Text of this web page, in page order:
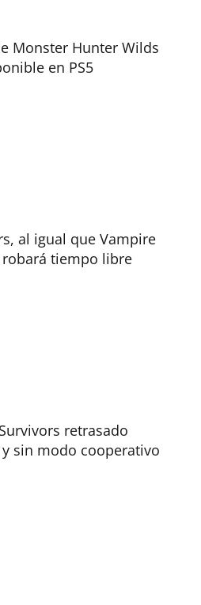
Monster Hunter Wilds
en PS5
al igual que Vampire
robará tiempo libre
retrasado
sin modo cooperativo